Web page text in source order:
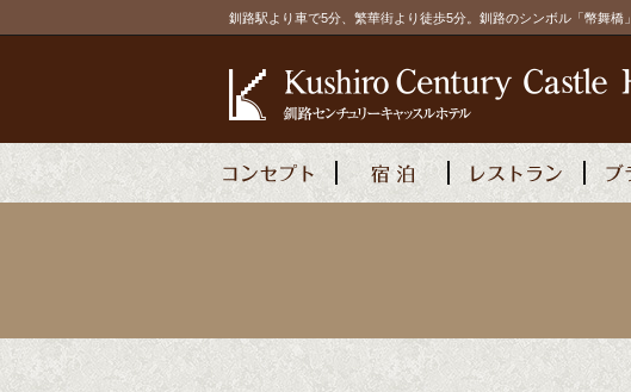
釧路駅より車で5分、繁華街より徒歩5分。釧路のシンボル「幣舞